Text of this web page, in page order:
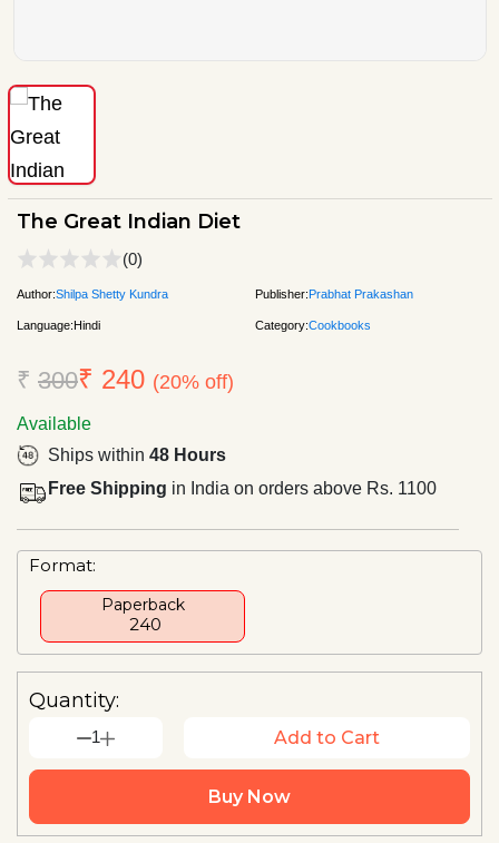
The Great Indian Diet
(0)
Author:Shilpa Shetty Kundra Publisher:Prabhat Prakashan
Language:Hindi Category:Cookbooks
₹ 300₹ 240 (20% off)
Available
Ships within 48 Hours
Free Shipping in India on orders above Rs. 1100
Format:
Paperback
₹ 240
Quantity:
1 Add to Cart
Buy Now